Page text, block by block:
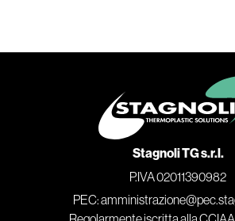
Stagnoli TG s.r.l.
P.IVA 02011390982
PEC: